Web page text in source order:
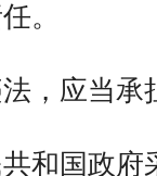
。
，应当承
和国政府